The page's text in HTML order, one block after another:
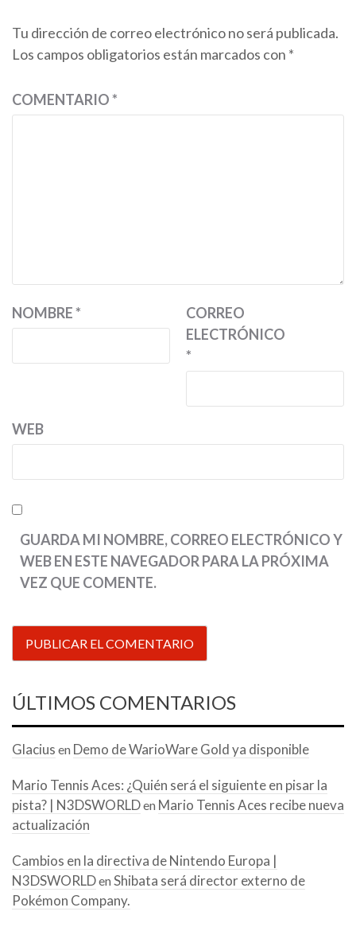
Tu dirección de correo electrónico no será publicada.
Los campos obligatorios están marcados con *
COMENTARIO*
NOMBRE*
CORREO
ELECTRÓNICO
*
WEB
GUARDA MI NOMBRE, CORREO ELECTRÓNICO Y
WEB EN ESTE NAVEGADOR PARA LA PRÓXIMA
VEZ QUE COMENTE.
ÚLTIMOS COMENTARIOS
Glacius en Demo de WarioWare Gold ya disponible
Mario Tennis Aces: ¿Quién será el siguiente en pisar la
pista? | N3DSWORLDen Mario Tennis Aces recibe nueva
actualización
Cambios en la directiva de Nintendo Europa |
N3DSWORLDen Shibata será director externo de
Pokémon Company.